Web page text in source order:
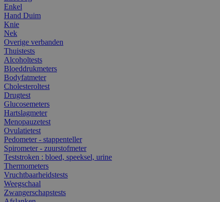
Enkel
Hand Duim
Knie
Nek
Overige verbanden
Thuistests
Alcoholtests
Bloeddrukmeters
Bodyfatmeter
Cholesteroltest
Drugtest
Glucosemeters
Hartslagmeter
Menopauzetest
Ovulatietest
Pedometer - stappenteller
Spirometer - zuurstofmeter
Teststroken : bloed, speeksel, urine
Thermometers
Vruchtbaarheidstests
Weegschaal
Zwangerschapstests